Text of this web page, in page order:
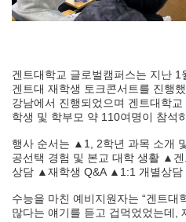
겐트대학교 글로벌캠퍼스는 지난
겐트대 재학생 토크콘서트를 진행
강남에서 진행되었으며 겐트대학
학생 및 학부모 약 110여명이 참석
행사 순서는 ▲1, 2학년 과목 소개
공선택 경험 및 본교 대학 생활 ▲
상담 ▲재학생 Q&A ▲1:1 개별상담
수능을 마친 예비지원자는 “겐트대
많다는 얘기를 듣고 겁먹었었는데,